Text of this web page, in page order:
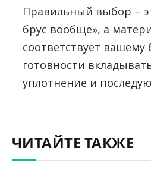
Правильный выбор –
брус вообще», а
соответствует
готовности
уплотнение и
ЧИТАЙТЕ ТАКЖЕ